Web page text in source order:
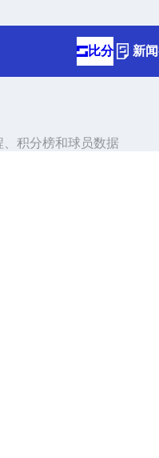
比分 新闻
积分榜和球员数据